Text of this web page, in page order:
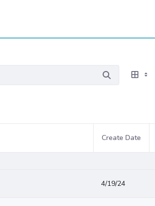
Create Date
4/19/24